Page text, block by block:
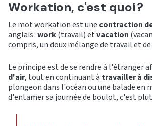
Workation, c'est quoi ?
Le mot workation est une contraction
anglais :work(travail) etvacation
compris, un doux mélange de travail et de
Le principe est de se rendre à l'étranger
d'air, tout en continuant à travailler à
plongeon dans l'océan ou une balade en
d'entamer sa journée de boulot, c'est